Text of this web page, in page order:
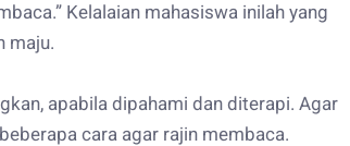
Kelalaian mahasiswa inilah yang
maju.
apabila dipahami dan diterapi. Agar
cara agar rajin membaca.